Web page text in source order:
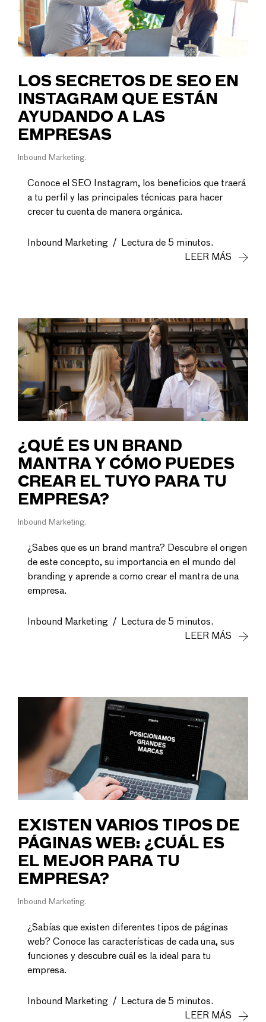
LOS SECRETOS DE SEO EN
INSTAGRAM QUE ESTÁN
AYUDANDO A LAS
EMPRESAS
Inbound Marketing
Conoce el SEO Instagram, los beneficios que traerá
a tu perfil y las principales técnicas para hacer
crecer tu cuenta de manera orgánica.
Inbound Marketing /
Lectura de 5 minutos.
LEER MÁS
¿QUÉ ES UN BRAND
MANTRA Y CÓMO PUEDES
CREAR EL TUYO PARA TU
EMPRESA?
Inbound Marketing
¿Sabes que es un brand mantra? Descubre el origen
de este concepto, su importancia en el mundo del
branding y aprende a como crear el mantra de una
empresa.
Inbound Marketing /
Lectura de 5 minutos.
LEER MÁS
EXISTEN VARIOS TIPOS DE
PÁGINAS WEB: ¿CUÁL ES
EL MEJOR PARA TU
EMPRESA?
Inbound Marketing
¿Sabías que existen diferentes tipos de páginas
web? Conoce las características de cada una, sus
funciones y descubre cuál es la ideal para tu
empresa.
Inbound Marketing /
Lectura de 5 minutos.
LEER MÁS